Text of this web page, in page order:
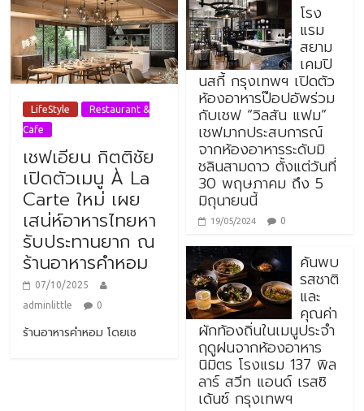
LifeStyle
Restaurant &
Cafe
เชฟเอียน กิตติชัย
เปิดตัวเมนู À La
Carte ใหม่ เผย
เสน่ห์อาหารไทยหา
รับประทานยาก ณ
ร้านอาหารคำหอม
07/10/2025
adminlittle
0
ร้านอาหารคำหอม โดยเช
โรง
แรม
สยาม
เคมปิ
นสกี้ กรุงเทพฯ เปิดตัว
ห้องอาหารป๊อปอัพร่วม
กับเชฟ “วิลสัน แฟม”
เชฟมากประสบการณ์
จากห้องอาหารระดับมิ
ชลินสามดาว ตั้งแต่วันที่
30 พฤษภาคม ถึง 5
มิถุนายนนี้
19/05/2024 0
ค้นพบ
รสชาติ
และ
คุณค่า
ผักท้องถิ่นในเมนูประจำ
ฤดูฝนจากห้องอาหาร
นิมิตร โรงแรม 137 พิล
ลาร์ สวีท แอนด์ เรสซิ
เด้นซ์ กรุงเทพฯ